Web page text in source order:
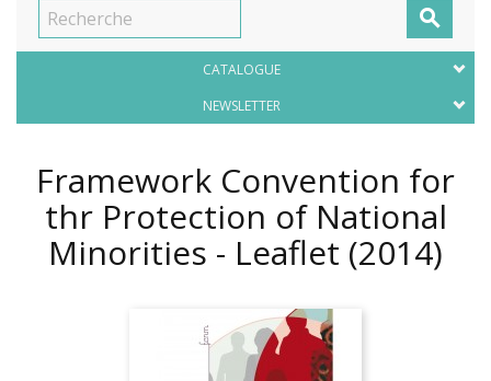

CATALOGUE
NEWSLETTER
Framework Convention for
thr Protection of National
Minorities - Leaflet (2014)